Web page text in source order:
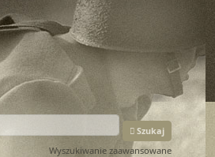
Szukaj
Wyszukiwanie zaawansowane